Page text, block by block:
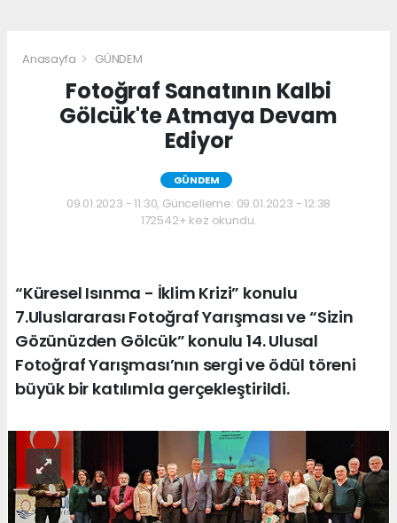
Anasayfa GÜNDEM
Fotoğraf Sanatının Kalbi
Gölcük'te Atmaya Devam
Ediyor
GÜNDEM
09.01.2023 - 11:30, Güncelleme: 09.01.2023 - 12:38
172542+ kez okundu.
“Küresel Isınma - İklim Krizi” konulu
7.Uluslararası Fotoğraf Yarışması ve “Sizin
Gözünüzden Gölcük” konulu 14. Ulusal
Fotoğraf Yarışması’nın sergi ve ödül töreni
büyük bir katılımla gerçekleştirildi.